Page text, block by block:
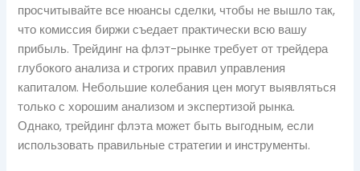
просчитывайте все нюансы сделки, чтобы не вышло так,
что комиссия биржи съедает практически всю вашу
прибыль. Трейдинг на флэт-рынке требует от трейдера
глубокого анализа и строгих правил управления
капиталом. Небольшие колебания цен могут выявляться
только с хорошим анализом и экспертизой рынка.
Однако, трейдинг флэта может быть выгодным, если
использовать правильные стратегии и инструменты.